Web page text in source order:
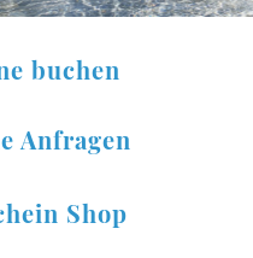
buchen
Anfragen
Shop